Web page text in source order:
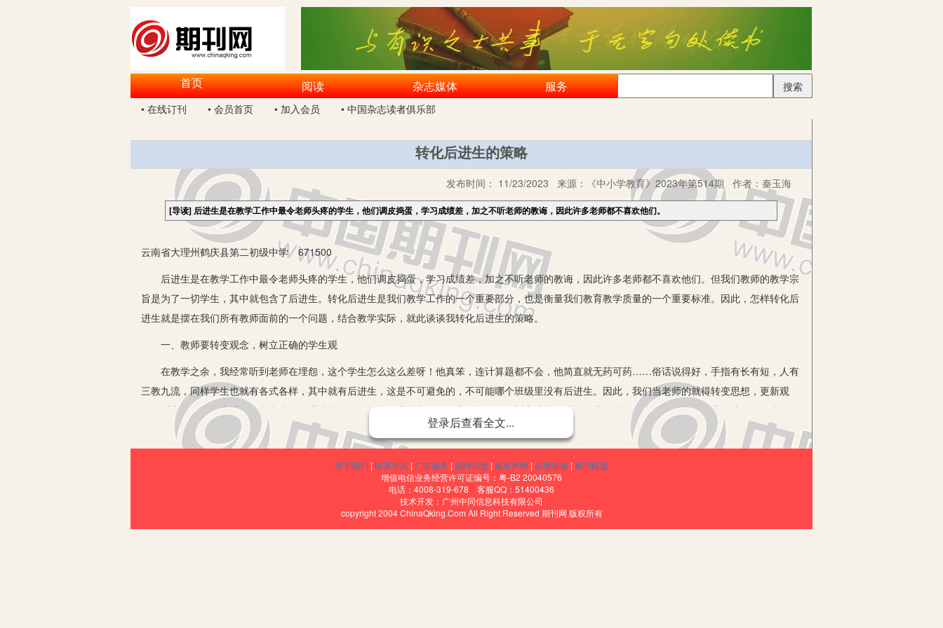
首页 阅读 杂志媒体 服务
搜索
• 在线订刊
• 会员首页 • 加入会员 • 中国杂志读者俱乐部
转化后进生的策略
发布时间： 11/23/2023 来源： 《中小学教育》2023年第514期作者： 秦玉海
[导读] 后进生是在教学工作中最令老师头疼的学生，他们调皮捣蛋，学习成绩差，加之不听老师的教诲，因此许多老师都不喜欢他们。
云南省大理州鹤庆县第二初级中学 671500
后进生是在教学工作中最令老师头疼的学生，他们调皮捣蛋，学习成绩差，加之不听老师的教诲，因此许多老师都不喜欢他们。但我们教师的教学宗
旨是为了一切学生，其中就包含了后进生。转化后进生是我们教学工作的一个重要部分，也是衡量我们教育教学质量的一个重要标准。因此，怎样转化后
进生就是摆在我们所有教师面前的一个问题，结合教学实际，就此谈谈我转化后进生的策略。
一、教师要转变观念，树立正确的学生观
在教学之余，我经常听到老师在埋怨，这个学生怎么这么差呀！他真笨，连计算题都不会，他简直就无药可药……俗话说得好，手指有长有短，人有
三教九流，同样学生也就有各式各样，其中就有后进生，这是不可避免的，不可能哪个班级里没有后进生。因此，我们当老师的就得转变思想，更新观
念，树立正确的学生观，认为班中有后进生是正常的，是不理所当然的，我们教师只有树立这样的观念，我们才不会去埋怨学生差，我们才会去认真面
对，想方设法去帮助后进生转化后进生，这才是最重要的，也只有这种思想，才能把转化后进生的工作做好。
信心是做好一切工作的基础和前提，后进生就是因为自身存在很多毛病，所以才成为后进生，因此我们教师一定要对他们有足够的信心，只有相信他
们会变好，我们才会去努力转化他们，也才能把他们转化好，对后进生的信心就是转化后进生的动力。我们不仅要对后进生有信心，还要让后进生对自己
有信心，很多后进生就是因为缺乏自信心，很自卑，总认为自己事事不如别人，怎样努力也是白费。因此，索性破罐子破摔，自暴自弃放纵自己，最终一
登录后查看全文...
关于我们 | 联系方式 | 广告服务 | 招聘信息 | 服务声明 | 友情链接 | 期刊联盟
增值电信业务经营许可证编号：粤-B2 20040576
电话：4008-319-678 客服QQ：51400436
技术开发：广州中同信息科技有限公司
copyright 2004 ChinaQking.Com All Right Reserved 期刊网 版权所有